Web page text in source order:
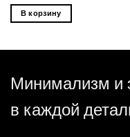
В корзину
Минимализм и
в каждой